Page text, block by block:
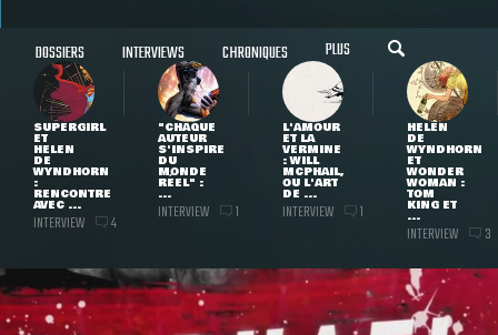
DOSSIERS INTERVIEWS CHRONIQUES PLUS
SUPERGIRL
ET
HELEN
DE
WYNDHORN
:
RENCONTRE
AVEC ...
INTERVIEW 4
"CHAQUE
AUTEUR
S'INSPIRE
DU
MONDE
RÉEL" :
...
INTERVIEW 1
L'AMOUR
ET LA
VERMINE
: WILL
MCPHAIL,
OU L'ART
DE ...
INTERVIEW 1
HELEN
DE
WYNDHORN
ET
WONDER
WOMAN :
TOM
KING ET
...
INTERVIEW 3